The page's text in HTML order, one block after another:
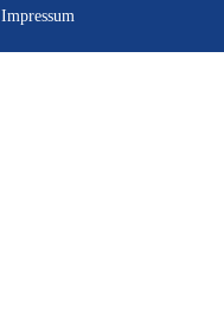
Impressum